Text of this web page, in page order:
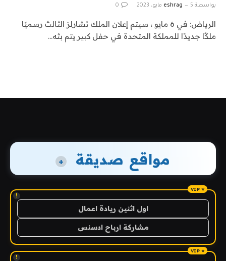
بواسطة eshrag 5 مايو، 2023 0
الرياض: في 6 مايو ، سيتم إعلان الملك تشارلز الثالث رسميًا
ملكًا جديدًا للمملكة المتحدة في حفل كبير يتم بثه…
مواقع صديقة +
!
اول اثنين ريادة اعمال
مشاركة ارباح ادسنس
!